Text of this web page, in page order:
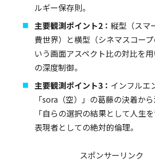
ルギー保存則。
主要観測ポイント2：縦型（スマ
費世界）と横型（シネマスコー
いう画面アスペクト比の対比を
の深度制御。
主要観測ポイント3： インフルエ
「sora（空）」の葛藤の決着から
「自らの選択の結果として人生
表現者としての絶対的倫理。
スポンサーリンク